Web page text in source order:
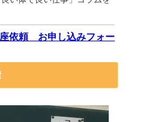
依頼 お申し込みフォー